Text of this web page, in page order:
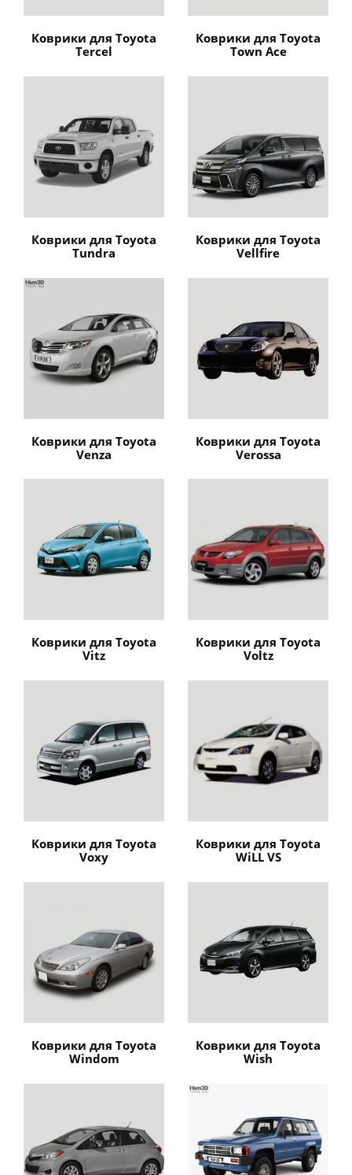
Коврики для Toyota
Tercel
Коврики для Toyota
Town Ace
Коврики для Toyota
Tundra
Коврики для Toyota
Vellfire
Коврики для Toyota
Venza
Коврики для Toyota
Verossa
Коврики для Toyota
Vitz
Коврики для Toyota
Voltz
Коврики для Toyota
Voxy
Коврики для Toyota
WiLL VS
Коврики для Toyota
Windom
Коврики для Toyota
Wish